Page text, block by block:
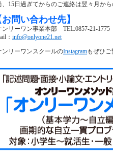
日過ぎてからのご連絡は翌々月から
問い合わせ先】
ーワン事業本部 TEL:0857-21-1775
： info@onlyone21.net
ーワンスクールのInstagramもぜひ